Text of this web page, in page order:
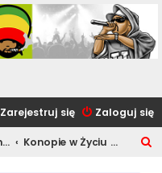
Zaloguj się
Zarejestruj się
Forum.kanabis.info - Ganja Tematy Konopie w Życiu Ludzi